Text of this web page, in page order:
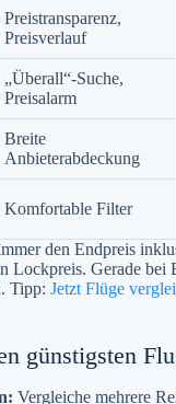
Preistransparenz,
Preisverlauf
„Überall“-Suche,
Preisalarm
Breite
Anbieterabdeckung
Komfortable Filter
den Endpreis
Lockpreis. Gerade
Tipp: Jetzt Flüge
günstigsten
Vergleiche mehrere